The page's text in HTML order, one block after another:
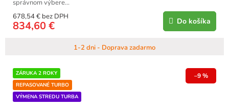
1-2 dni - Doprava zadarmo
678,54 € bez DPH
834,60 € Do košíka
správnom výbere...
ZÁRUKA 2 ROKY
REPASOVANÉ TURBO
VÝMENA STREDU TURBA
–9 %